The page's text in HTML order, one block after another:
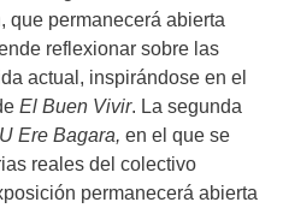
que permanecerá abierta
reflexionar sobre las
actual, inspirándose en el
El Buen Vivir. La segunda
Ere Bagara, en el que se
reales del colectivo
permanecerá abierta